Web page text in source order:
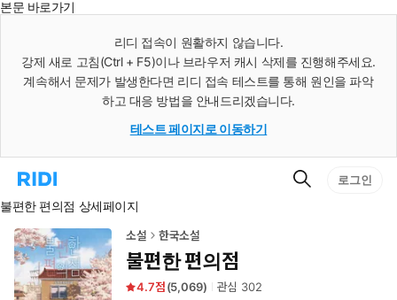
본문 바로가기
리디 접속이 원활하지 않습니다.
강제 새로 고침(Ctrl + F5)이나 브라우저 캐시 삭제를 진행해주세요.
계속해서 문제가 발생한다면 리디 접속 테스트를 통해 원인을 파악
하고 대응 방법을 안내드리겠습니다.
테스트 페이지로 이동하기
리
홈
로
이
동
검
로그인
불편한 편의점 상세페이지
소설 한국소설
불편한 편의점
4.7 (5,069) 관심 302